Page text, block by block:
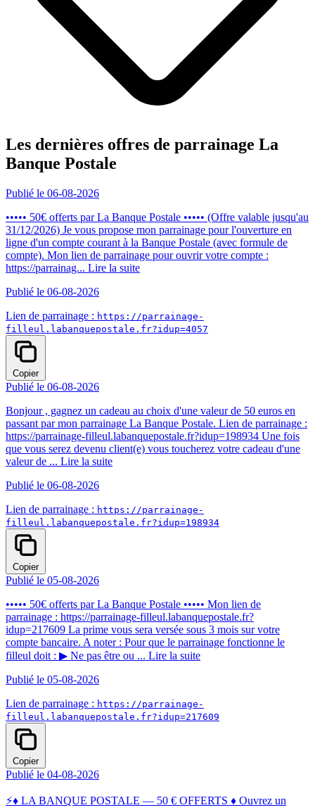
Les dernières offres de parrainage La
Banque Postale
Publié le 06-08-2026
••••• 50€ offerts par La Banque Postale ••••• (Offre valable jusqu'au
31/12/2026) Je vous propose mon parrainage pour l'ouverture en
ligne d'un compte courant à la Banque Postale (avec formule de
compte). Mon lien de parrainage pour ouvrir votre compte :
https://parrainag... Lire la suite
Publié le 06-08-2026
Lien de parrainage : https://parrainage-
filleul.labanquepostale.fr?idup=4057
Copier
Publié le 06-08-2026
Bonjour , gagnez un cadeau au choix d'une valeur de 50 euros en
passant par mon parrainage La Banque Postale. Lien de parrainage :
https://parrainage-filleul.labanquepostale.fr?idup=198934 Une fois
que vous serez devenu client(e) vous toucherez votre cadeau d'une
valeur de ... Lire la suite
Publié le 06-08-2026
Lien de parrainage : https://parrainage-
filleul.labanquepostale.fr?idup=198934
Copier
Publié le 05-08-2026
••••• 50€ offerts par La Banque Postale ••••• Mon lien de
parrainage : https://parrainage-filleul.labanquepostale.fr?
idup=217609 La prime vous sera versée sous 3 mois sur votre
compte bancaire. A noter : Pour que le parrainage fonctionne le
filleul doit : ▶ Ne pas être ou ... Lire la suite
Publié le 05-08-2026
Lien de parrainage : https://parrainage-
filleul.labanquepostale.fr?idup=217609
Copier
Publié le 04-08-2026
⚡️♦ LA BANQUE POSTALE — 50 € OFFERTS ♦ Ouvrez un